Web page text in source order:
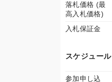
落札価格 (最
高入札価格)
入札保証金
スケジュール
参加申し込